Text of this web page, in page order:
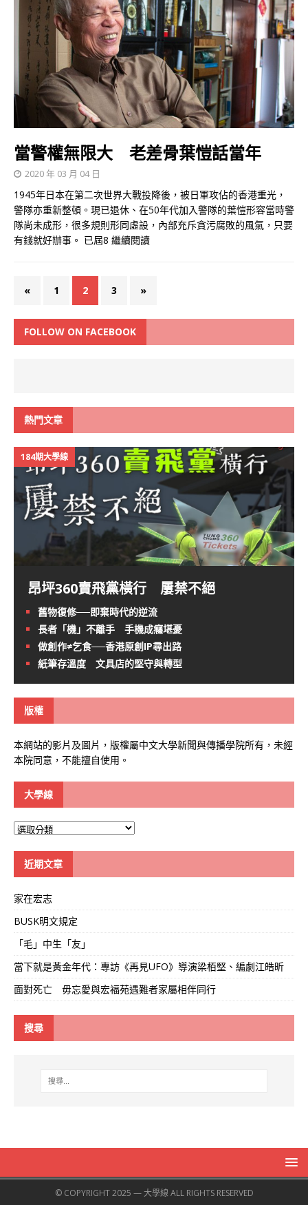
當警權無限大 老差骨葉愷話當年
2020 年 03 月 04 日
1945年日本在第二次世界大戰投降後，被日軍攻佔的香港重光，
警隊亦重新整頓。現已退休、在50年代加入警隊的葉愷形容當時警
隊尚未成形，很多規則形同虛設，內部充斥貪污腐敗的風氣，只要
有錢就好辦事。 已屆8 繼續閱讀
« 1 2 3 »
FOLLOW ON FACEBOOK
熱門文章
184期大學線
昂坪360賣飛黨橫行 屢禁不絕
舊物復修──即棄時代的逆流
長者「機」不離手 手機成癮堪憂
做創作≠乞食──香港原創IP尋出路
紙筆存溫度 文具店的堅守與轉型
版權
本網站的影片及圖片，版權屬中文大學新聞與傳播學院所有，未經
本院同意，不能擅自使用。
大學線
大
近期文章
家在宏志
BUSK明文規定
「毛」中生「友」
當下就是黃金年代：專訪《再見UFO》導演梁栢堅、編劇江皓昕
面對死亡 毋忘愛與宏福苑遇難者家屬相伴同行
搜尋
© COPYRIGHT 2025 — 大學線 ALL RIGHTS RESERVED